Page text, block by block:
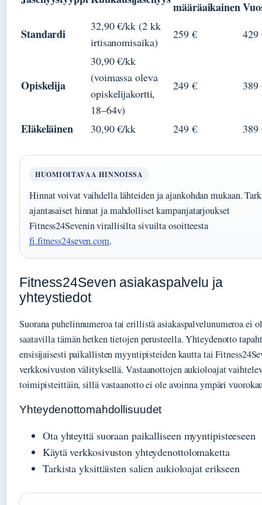
määräaikainen
Standardi
32,90 €/kk (2 kk
irtisanomisaika)
259 € 429
Opiskelija
30,90 €/kk
(voimassa oleva
opiskelijakortti,
18–64v)
249 € 389
Eläkeläinen 30,90 €/kk 249 € 389
HUOMIOITAVAA HINNOISSA
Hinnat voivat vaihdella lähteiden ja ajankohdan mukaan.
ajantasaiset hinnat ja mahdolliset kampanjatarjoukset
Fitness24Sevenin virallisilta sivuilta osoitteesta
fi.fitness24seven.com.
Fitness24Seven asiakaspalvelu ja
yhteystiedot
Suorana puhelinnumeroa tai erillistä asiakaspalvelunumeroa ei
saatavilla tämän hetken tietojen perusteella. Yhteydenotto
ensisijaisesti paikallisten myyntipisteiden kautta tai
verkkosivuston välityksellä. Vastaanottojen aukioloajat
toimipisteittäin, sillä vastaanotto ei ole avoinna ympäri
Yhteydenottomahdollisuudet
Ota yhteyttä suoraan paikalliseen myyntipisteeseen
Käytä verkkosivuston yhteydenottolomaketta
Tarkista yksittäisten salien aukioloajat erikseen